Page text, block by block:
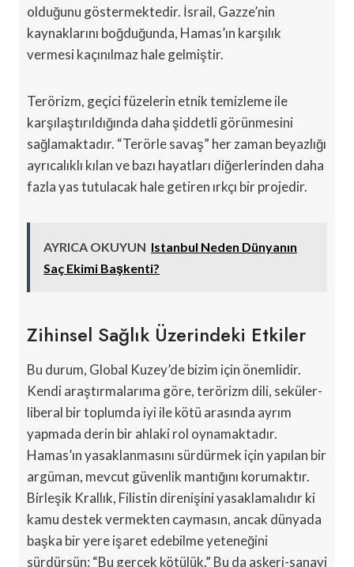
olduğunu göstermektedir. İsrail, Gazze’nin
kaynaklarını boğduğunda, Hamas’ın karşılık
vermesi kaçınılmaz hale gelmiştir.
Terörizm, geçici füzelerin etnik temizleme ile
karşılaştırıldığında daha şiddetli görünmesini
sağlamaktadır. “Terörle savaş” her zaman beyazlığı
ayrıcalıklı kılan ve bazı hayatları diğerlerinden daha
fazla yas tutulacak hale getiren ırkçı bir projedir.
AYRICA OKUYUN Istanbul Neden Dünyanın
Saç Ekimi Başkenti?
Zihinsel Sağlık Üzerindeki Etkiler
Bu durum, Global Kuzey’de bizim için önemlidir.
Kendi araştırmalarıma göre, terörizm dili, seküler-
liberal bir toplumda iyi ile kötü arasında ayrım
yapmada derin bir ahlaki rol oynamaktadır.
Hamas’ın yasaklanmasını sürdürmek için yapılan bir
argüman, mevcut güvenlik mantığını korumaktır.
Birleşik Krallık, Filistin direnişini yasaklamalıdır ki
kamu destek vermekten caymasın, ancak dünyada
başka bir yere işaret edebilme yeteneğini
sürdürsün: “Bu gerçek kötülük.” Bu da askeri-sanayi